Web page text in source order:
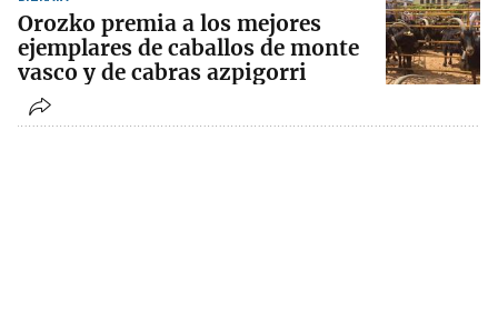
Orozko premia a los mejores
ejemplares de caballos de monte
vasco y de cabras azpigorri